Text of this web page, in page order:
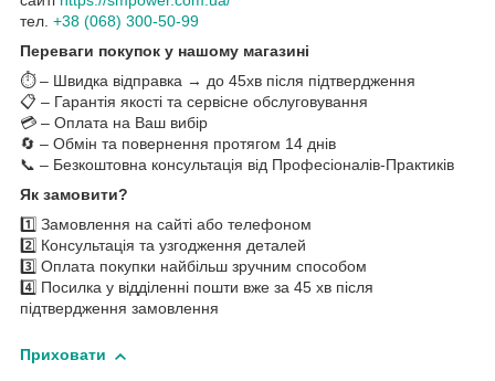
тел. +38 (068) 300-50-99
Переваги покупок у нашому магазині
⏱️ – Швидка відправка → до 45хв після підтвердження
📋 – Гарантія якості та сервісне обслуговування
💳 – Оплата на Ваш вибір
🔄 – Обмін та повернення протягом 14 днів
📞 – Безкоштовна консультація від Професіоналів-Практиків
Як замовити?
1️⃣ Замовлення на сайті або телефоном
2️⃣ Консультація та узгодження деталей
3️⃣ Оплата покупки найбільш зручним способом
4️⃣ Посилка у відділенні пошти вже за 45 хв після
підтвердження замовлення
Приховати